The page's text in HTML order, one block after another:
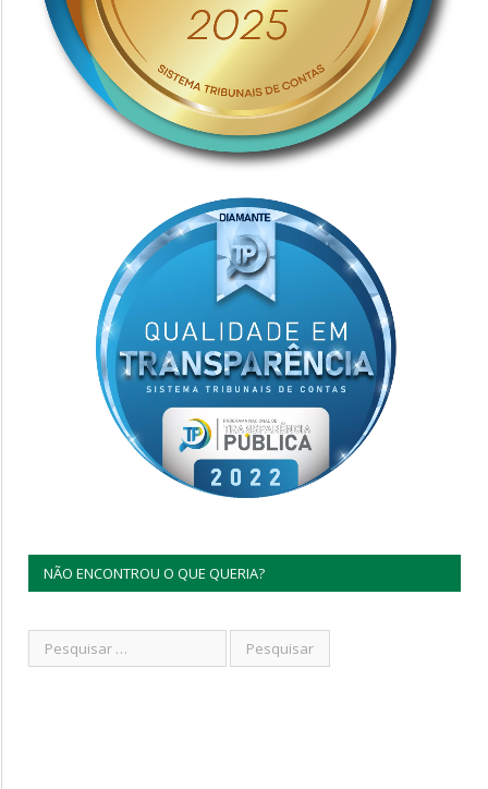
NÃO ENCONTROU O QUE QUERIA?